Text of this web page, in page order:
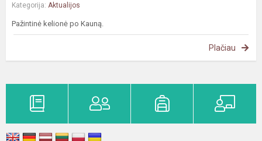
Kategorija: Aktualijos
Pažintinė kelionė po Kauną.
Plačiau